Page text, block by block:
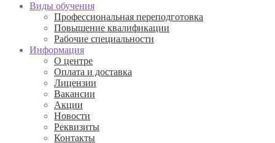
Виды обучения
Профессиональная переподготовка
Повышение квалификации
Рабочие специальности
Информация
О центре
Оплата и доставка
Лицензии
Вакансии
Акции
Новости
Реквизиты
Контакты